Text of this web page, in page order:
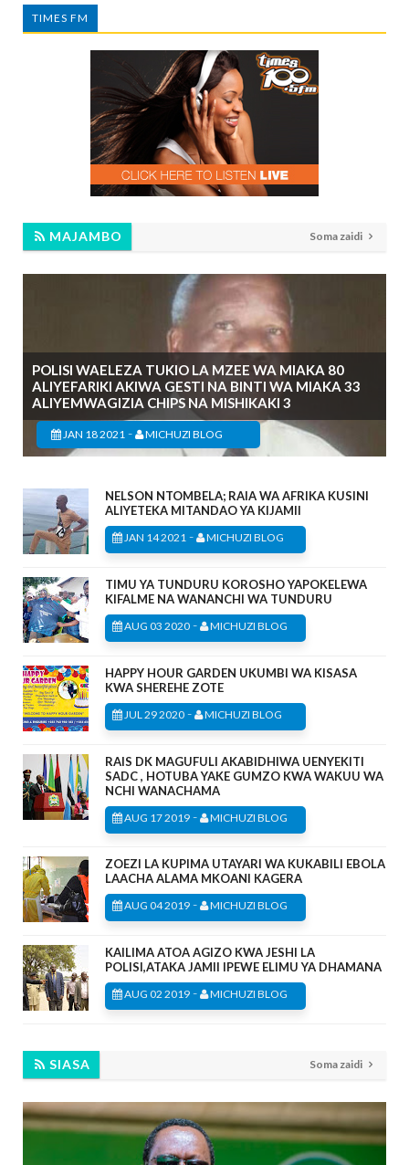
TIMES FM
MAJAMBO Soma zaidi
POLISI WAELEZA TUKIO LA MZEE WA MIAKA 80
ALIYEFARIKI AKIWA GESTI NA BINTI WA MIAKA 33
ALIYEMWAGIZIA CHIPS NA MISHIKAKI 3
JAN 18 2021 - MICHUZI BLOG
NELSON NTOMBELA; RAIA WA AFRIKA KUSINI
ALIYETEKA MITANDAO YA KIJAMII
JAN 14 2021 - MICHUZI BLOG
TIMU YA TUNDURU KOROSHO YAPOKELEWA
KIFALME NA WANANCHI WA TUNDURU
AUG 03 2020 - MICHUZI BLOG
HAPPY HOUR GARDEN UKUMBI WA KISASA
KWA SHEREHE ZOTE
JUL 29 2020 - MICHUZI BLOG
RAIS DK MAGUFULI AKABIDHIWA UENYEKITI
SADC , HOTUBA YAKE GUMZO KWA WAKUU WA
NCHI WANACHAMA
AUG 17 2019 - MICHUZI BLOG
ZOEZI LA KUPIMA UTAYARI WA KUKABILI EBOLA
LAACHA ALAMA MKOANI KAGERA
AUG 04 2019 - MICHUZI BLOG
KAILIMA ATOA AGIZO KWA JESHI LA
POLISI,ATAKA JAMII IPEWE ELIMU YA DHAMANA
AUG 02 2019 - MICHUZI BLOG
SIASA Soma zaidi